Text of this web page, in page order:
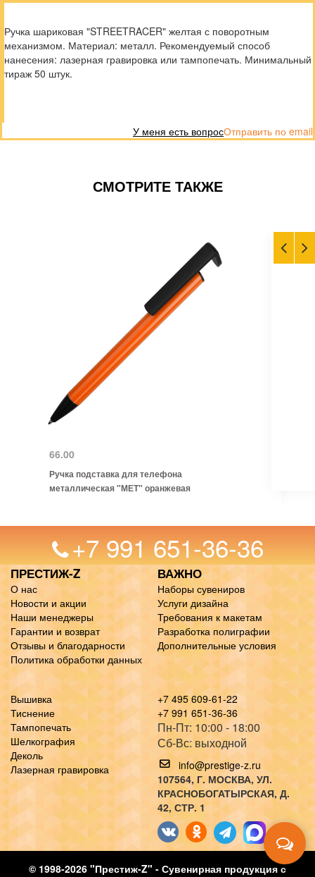
Ручка шариковая "STREETRACER" желтая с поворотным
механизмом. Материал: металл. Рекомендуемый способ
нанесения: лазерная гравировка или тампопечать. Минимальный
тираж 50 штук.
Отправить по email
У меня есть вопрос
СМОТРИТЕ ТАКЖЕ
66.00
Ручка подставка для телефона
металлическая "МЕТ" оранжевая
+7 991 651-36-36
ПРЕСТИЖ-Z
О нас
Новости и акции
Наши менеджеры
Гарантии и возврат
Отзывы и благодарности
Политика обработки данных
ВАЖНО
Наборы сувениров
Услуги дизайна
Требования к макетам
Разработка полиграфии
Дополнительные условия
Вышивка
Тиснение
Тампопечать
Шелкография
Деколь
Лазерная гравировка
+7 495 609-61-22
+7 991 651-36-36
Пн-Пт: 10:00 - 18:00
Сб-Вс: выходной
info@prestige-z.ru
107564, Г. МОСКВА, УЛ.
КРАСНОБОГАТЫРСКАЯ, Д.
42, СТР. 1
© 1998-2026 "Престиж-Z" - Сувенирная продукция с